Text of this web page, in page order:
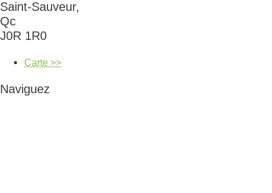
Saint-Sauveur,
Qc
J0R 1R0
Carte >>
Naviguez